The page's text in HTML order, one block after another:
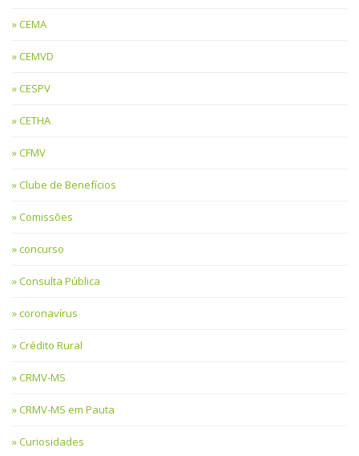
CEMA
CEMVD
CESPV
CETHA
CFMV
Clube de Benefícios
Comissões
concurso
Consulta Pública
coronavírus
Crédito Rural
CRMV-MS
CRMV-MS em Pauta
Curiosidades